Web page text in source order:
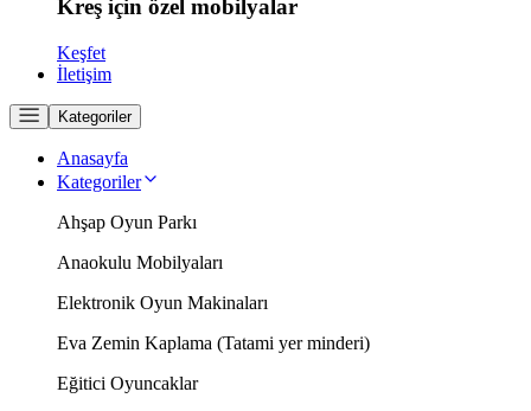
Kreş için özel mobilyalar
Keşfet
İletişim
Kategoriler
Anasayfa
Kategoriler
Ahşap Oyun Parkı
Anaokulu Mobilyaları
Elektronik Oyun Makinaları
Eva Zemin Kaplama (Tatami yer minderi)
Eğitici Oyuncaklar